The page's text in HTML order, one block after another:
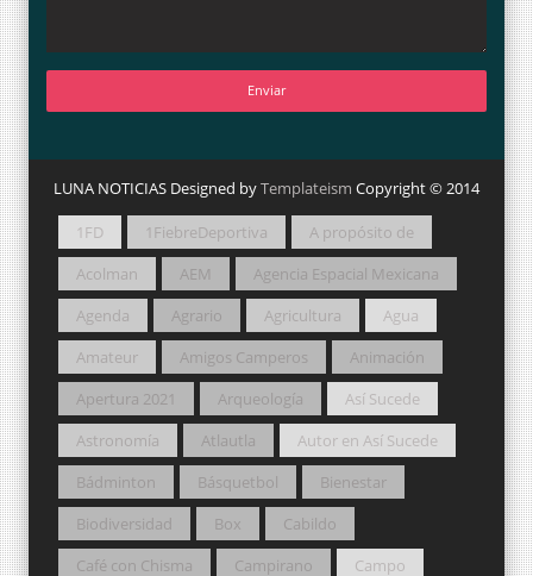
LUNA NOTICIAS Designed byTemplateism Copyright © 2014
1FD 1FiebreDeportiva
A propósito de
Acolman
AEM
Agencia Espacial Mexicana
Agenda
Agrario Agricultura
Agua
Amateur
Amigos Camperos
Animación
Apertura 2021
Arqueología
Así Sucede
Astronomía
Atlautla
Autor en Así Sucede
Bádminton
Básquetbol
Bienestar
Biodiversidad
Box
Cabildo
Café con Chisma
Campirano
Campo